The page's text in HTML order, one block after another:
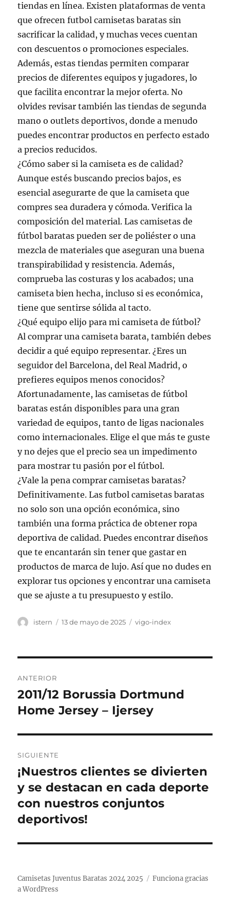
tiendas en línea. Existen plataformas de venta
que ofrecen futbol camisetas baratas sin
sacrificar la calidad, y muchas veces cuentan
con descuentos o promociones especiales.
Además, estas tiendas permiten comparar
precios de diferentes equipos y jugadores, lo
que facilita encontrar la mejor oferta. No
olvides revisar también las tiendas de segunda
mano o outlets deportivos, donde a menudo
puedes encontrar productos en perfecto estado
a precios reducidos.
¿Cómo saber si la camiseta es de calidad?
Aunque estés buscando precios bajos, es
esencial asegurarte de que la camiseta que
compres sea duradera y cómoda. Verifica la
composición del material. Las camisetas de
fútbol baratas pueden ser de poliéster o una
mezcla de materiales que aseguran una buena
transpirabilidad y resistencia. Además,
comprueba las costuras y los acabados; una
camiseta bien hecha, incluso si es económica,
tiene que sentirse sólida al tacto.
¿Qué equipo elijo para mi camiseta de fútbol?
Al comprar una camiseta barata, también debes
decidir a qué equipo representar. ¿Eres un
seguidor del Barcelona, del Real Madrid, o
prefieres equipos menos conocidos?
Afortunadamente, las camisetas de fútbol
baratas están disponibles para una gran
variedad de equipos, tanto de ligas nacionales
como internacionales. Elige el que más te guste
y no dejes que el precio sea un impedimento
para mostrar tu pasión por el fútbol.
¿Vale la pena comprar camisetas baratas?
Definitivamente. Las futbol camisetas baratas
no solo son una opción económica, sino
también una forma práctica de obtener ropa
deportiva de calidad. Puedes encontrar diseños
que te encantarán sin tener que gastar en
productos de marca de lujo. Así que no dudes en
explorar tus opciones y encontrar una camiseta
que se ajuste a tu presupuesto y estilo.
Autor
istern
Publicado
13 de mayo de 2025 Categorías
vigo-index
de
entradas
ANTERIOR
Entrada
anterior:
2011/12 Borussia Dortmund
Home Jersey – Ijersey
SIGUIENTE
Entrada
siguiente:
¡Nuestros clientes se divierten
y se destacan en cada deporte
con nuestros conjuntos
deportivos!
Camisetas Juventus Baratas 2024 2025
Funciona gracias
a WordPress